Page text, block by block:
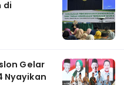
di
Gelar
Nyayikan